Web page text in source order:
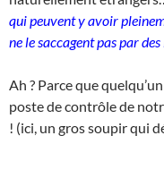
qui peuvent y avoir
ne le saccagent pas par
Ah ? Parce que
poste de contrôle de
! (ici, un gros soupir qui